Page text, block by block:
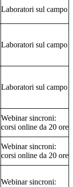
Laboratori sul campo
Laboratori sul campo
Laboratori sul campo
Webinar sincroni:
corsi online da 20 ore
Webinar sincroni:
corsi online da 20 ore
Webinar sincroni: